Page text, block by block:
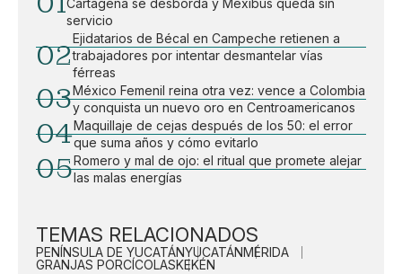
servicio
02
Ejidatarios de Bécal en Campeche retienen a
trabajadores por intentar desmantelar vías
férreas
03México Femenil reina otra vez: vence a Colombia
y conquista un nuevo oro en Centroamericanos
04Maquillaje de cejas después de los 50: el error
que suma años y cómo evitarlo
05Romero y mal de ojo: el ritual que promete alejar
las malas energías
TEMAS RELACIONADOS
PENÍNSULA DE YUCATÁNYUCATÁNMÉRIDA
GRANJAS PORCÍCOLASKEKÉN